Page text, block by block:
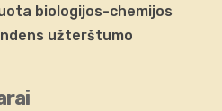
biologijos-chemijos
užterštumo